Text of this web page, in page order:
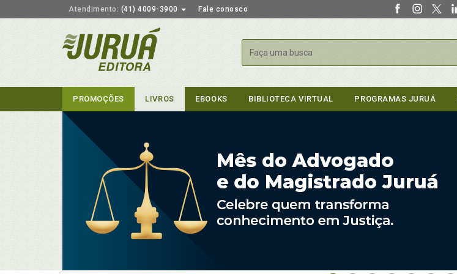
Atendimento: (41) 4009-3900 Fale conosco
Buscar
PROMOÇÕES LIVROS EBOOKS BIBLIOTECA VIRTUAL PROGRAMAS JURUÁ